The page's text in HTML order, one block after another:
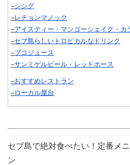
–シシグ
–レチョンマノック
–アイスティー・マンゴーシェイク・カ
–セブ島らしいトロピカルなドリンク
–ブコジュース
–サンミゲルビール・レッドホース
–おすすめレストラン
–ローカル屋台
セブ島で絶対食べたい！定番メ
ン